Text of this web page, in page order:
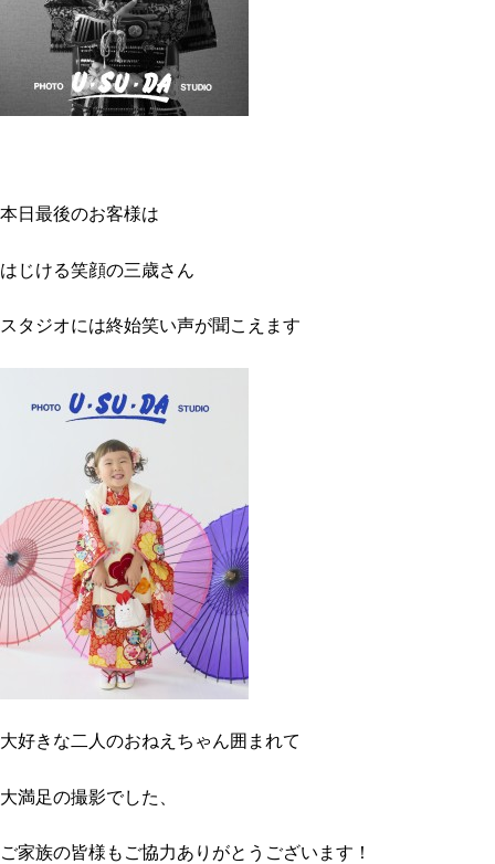
本日最後のお客様は
はじける笑顔の三歳さん
スタジオには終始笑い声が聞こえます
大好きな二人のおねえちゃん囲まれて
大満足の撮影でした、
ご家族の皆様もご協力ありがとうございます！